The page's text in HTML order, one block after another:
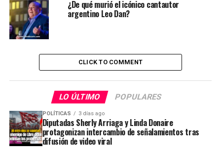
¿De qué murió el icónico cantautor
argentino Leo Dan?
CLICK TO COMMENT
LO ÚLTIMO POPULARES
POLÍTICAS 3 días ago
Diputadas Sherly Arriaga y Linda Donaire
protagonizan intercambio de señalamientos tras
difusión de video viral